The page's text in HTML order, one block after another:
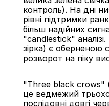
контроль). На дні
рівні підтримки
більш надійних
"candlestick"
зірка) є
розворот на піку
"Three black crows"
це ведмежий
послідовні довгі